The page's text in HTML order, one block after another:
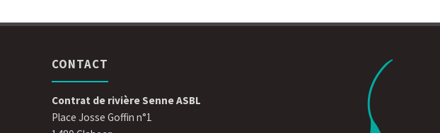
CONTACT
Contrat de rivière Senne ASBL
Place Josse Goffin n°1